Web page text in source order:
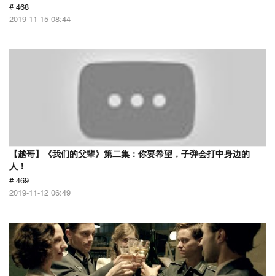
# 468
2019-11-15 08:44
【越哥】《我们的父辈》第二集：你要希望，子弹会打中身边的
人！
# 469
2019-11-12 06:49